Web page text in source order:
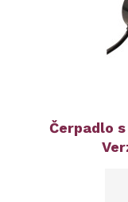
Čerpadlo